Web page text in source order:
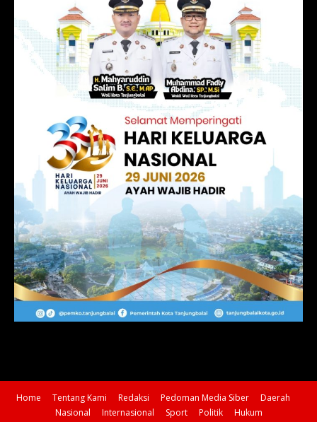
Home Tentang Kami Redaksi Pedoman Media Siber
Daerah
Nasional
Internasional Sport Politik Hukum